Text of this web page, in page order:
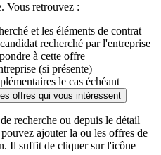
Vous retrouvez :
et les éléments de contrat
recherché par l'entreprise
à cette offre
(si présente)
le cas échéant
offres qui vous intéressent
recherche ou depuis le détail
ajouter la ou les offres de
Il suffit de cliquer sur l'icône